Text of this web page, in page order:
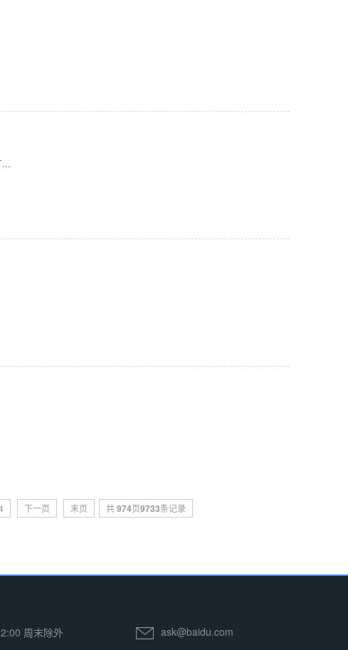
下一页 末页 共974页9733条记录
周末除外 ask@baidu.com